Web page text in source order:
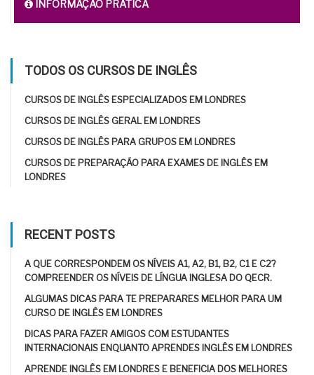
INFORMAÇÃO PRÁTICA
TODOS OS CURSOS DE INGLÊS
CURSOS DE INGLÊS ESPECIALIZADOS EM LONDRES
CURSOS DE INGLÊS GERAL EM LONDRES
CURSOS DE INGLÊS PARA GRUPOS EM LONDRES
CURSOS DE PREPARAÇÃO PARA EXAMES DE INGLÊS EM
LONDRES
RECENT POSTS
A QUE CORRESPONDEM OS NÍVEIS A1, A2, B1, B2, C1 E C2?
COMPREENDER OS NÍVEIS DE LÍNGUA INGLESA DO QECR.
ALGUMAS DICAS PARA TE PREPARARES MELHOR PARA UM
CURSO DE INGLÊS EM LONDRES
DICAS PARA FAZER AMIGOS COM ESTUDANTES
INTERNACIONAIS ENQUANTO APRENDES INGLÊS EM LONDRES
APRENDE INGLÊS EM LONDRES E BENEFICIA DOS MELHORES